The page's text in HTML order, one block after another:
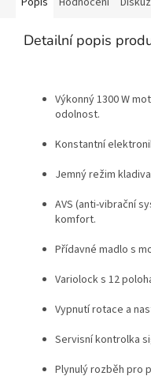
Detailní popis
Výkonný 1300 W
odolnost.
Konstantní
Jemný režim
AVS (anti-vibrační
komfort.
Přídavné madlo s
Variolock s 12
Vypnutí rotace a
Servisní kontrolka
Plynulý rozběh pro